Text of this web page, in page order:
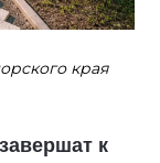
края
к